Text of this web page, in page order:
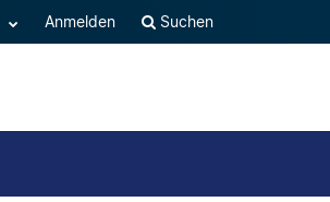
Anmelden Suchen